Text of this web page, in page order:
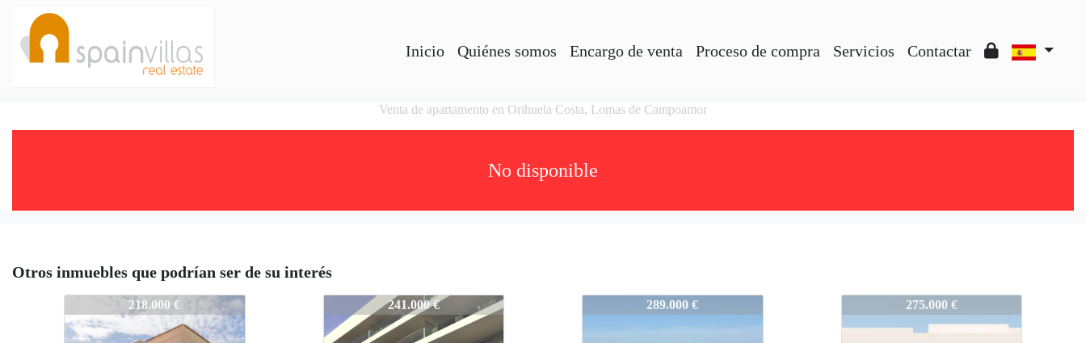
Inicio Quiénes somos Encargo de venta Proceso de compra Servicios Contactar
Venta de apartamento en Orihuela Costa, Lomas de Campoamor
No disponible
Otros inmuebles que podrían ser de su interés
S4312-SVS38218.000 € S4312-SVS38241.000 € S4312-SVS38289.000 € S4312-SVS38275.000 €